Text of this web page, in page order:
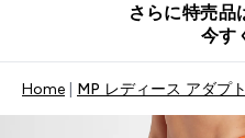
さらに特売品
今す
Home MP レディース アダプ